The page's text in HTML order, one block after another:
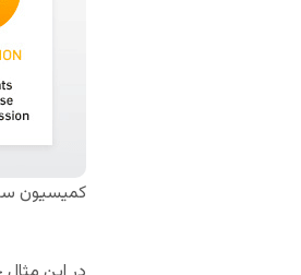
کمیسیون